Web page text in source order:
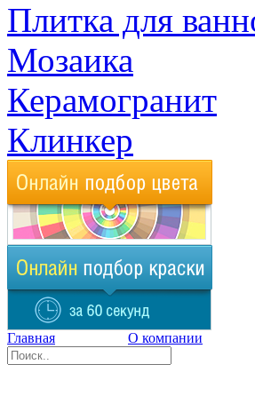
Плитка для
Мозаика
Керамогранит
Клинкер
Главная О компании